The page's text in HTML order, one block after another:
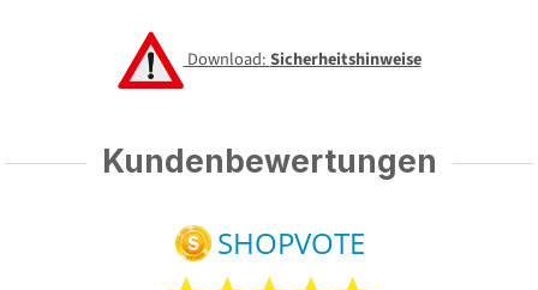
Download:Sicherheitshinweise
Kundenbewertungen